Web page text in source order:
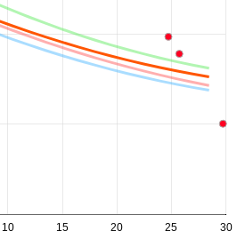
10 15 20 25 30